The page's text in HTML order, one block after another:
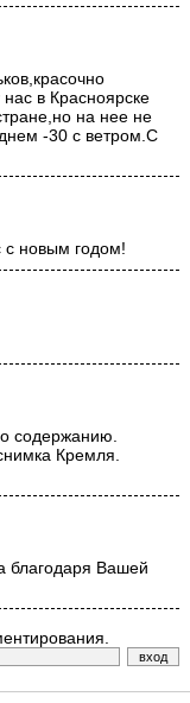
в Красноярске
на нее не
-30 с ветром.С
с новым годом!
содержанию.
Кремля.
благодаря Вашей